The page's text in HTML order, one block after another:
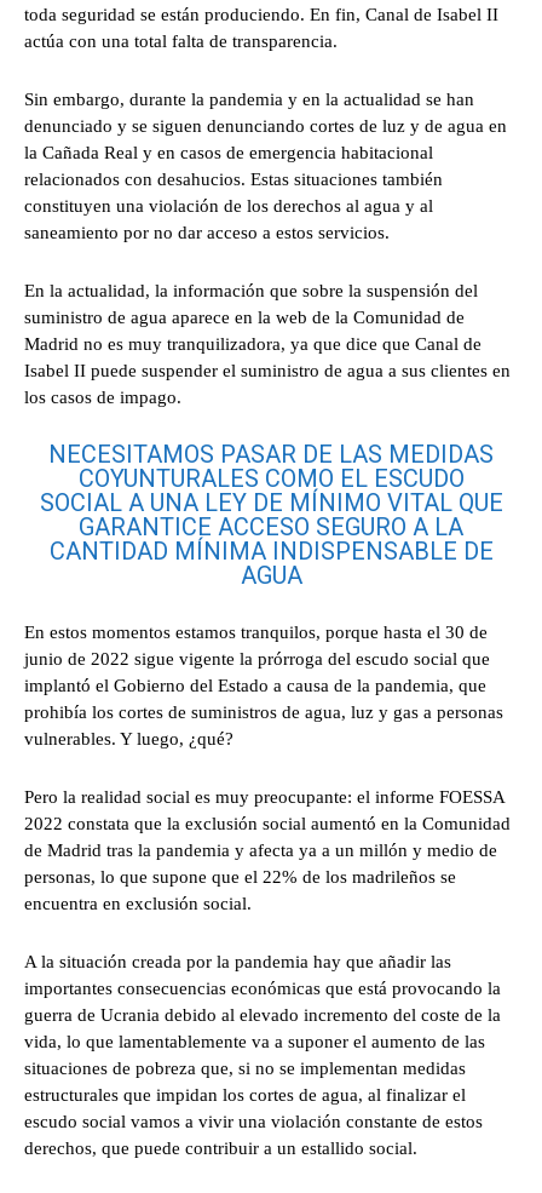
toda seguridad se están produciendo. En fin, Canal de Isabel II
actúa con una total falta de transparencia.
Sin embargo, durante la pandemia y en la actualidad se han
denunciado y se siguen denunciando cortes de luz y de agua en
la Cañada Real y en casos de emergencia habitacional
relacionados con desahucios. Estas situaciones también
constituyen una violación de los derechos al agua y al
saneamiento por no dar acceso a estos servicios.
En la actualidad, la información que sobre la suspensión del
suministro de agua aparece en la web de la Comunidad de
Madrid no es muy tranquilizadora, ya que dice que Canal de
Isabel II puede suspender el suministro de agua a sus clientes en
los casos de impago.
NECESITAMOS PASAR DE LAS MEDIDAS
COYUNTURALES COMO EL ESCUDO
SOCIAL A UNA LEY DE MÍNIMO VITAL QUE
GARANTICE ACCESO SEGURO A LA
CANTIDAD MÍNIMA INDISPENSABLE DE
AGUA
En estos momentos estamos tranquilos, porque hasta el 30 de
junio de 2022 sigue vigente la prórroga del escudo social que
implantó el Gobierno del Estado a causa de la pandemia, que
prohibía los cortes de suministros de agua, luz y gas a personas
vulnerables. Y luego, ¿qué?
Pero la realidad social es muy preocupante: el informe FOESSA
2022 constata que la exclusión social aumentó en la Comunidad
de Madrid tras la pandemia y afecta ya a un millón y medio de
personas, lo que supone que el 22% de los madrileños se
encuentra en exclusión social.
A la situación creada por la pandemia hay que añadir las
importantes consecuencias económicas que está provocando la
guerra de Ucrania debido al elevado incremento del coste de la
vida, lo que lamentablemente va a suponer el aumento de las
situaciones de pobreza que, si no se implementan medidas
estructurales que impidan los cortes de agua, al finalizar el
escudo social vamos a vivir una violación constante de estos
derechos, que puede contribuir a un estallido social.